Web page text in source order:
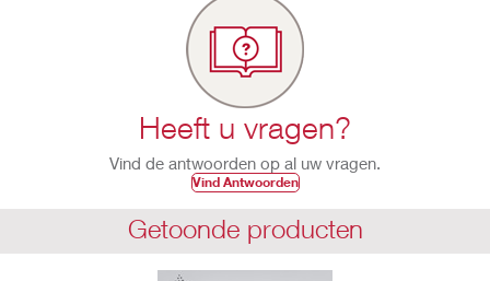
Heeft u vragen?
Vind de antwoorden op al uw vragen.
Vind Antwoorden
Getoonde producten